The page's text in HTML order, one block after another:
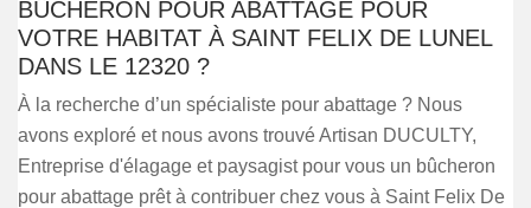
BÛCHERON POUR ABATTAGE POUR
VOTRE HABITAT À SAINT FELIX DE LUNEL
DANS LE 12320 ?
À la recherche d’un spécialiste pour abattage ? Nous
avons exploré et nous avons trouvé Artisan DUCULTY,
Entreprise d'élagage et paysagist pour vous un bûcheron
pour abattage prêt à contribuer chez vous à Saint Felix De